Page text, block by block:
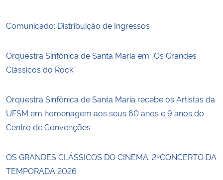
Comunicado: Distribuição de Ingressos
Orquestra Sinfônica de Santa Maria em “Os Grandes
Clássicos do Rock”
Orquestra Sinfônica de Santa Maria recebe os Artistas da
UFSM em homenagem aos seus 60 anos e 9 anos do
Centro de Convenções
OS GRANDES CLÁSSICOS DO CINEMA: 2ºCONCERTO DA
TEMPORADA 2026